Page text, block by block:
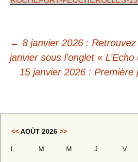
← 8 janvier 2026 :
janvier sous l’onglet «
15 janvier 2026 : Première
<<AOÛT 2026 >>
L M M J V